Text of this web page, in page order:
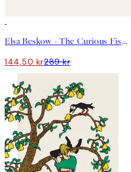
Elsa Beskow - The Curious Fish Plakat
144,50 kr289 kr